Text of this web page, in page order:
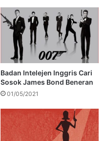
Badan Intelejen Inggris Cari
Sosok James Bond Beneran
01/05/2021